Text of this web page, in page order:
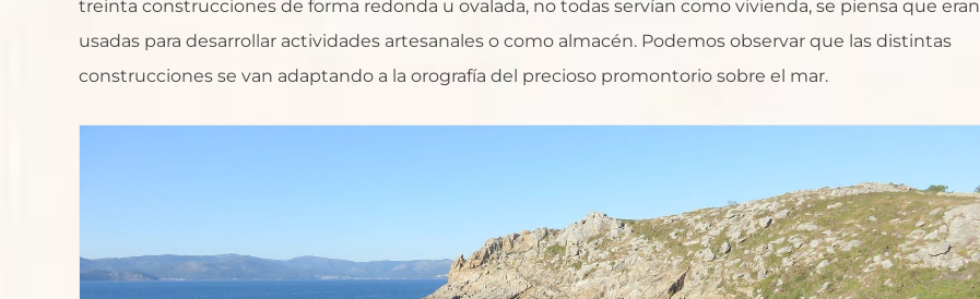
treinta construcciones de forma redonda u ovalada, no todas servían como vivienda, se piensa que eran
usadas para desarrollar actividades artesanales o como almacén. Podemos observar que las distintas
construcciones se van adaptando a la orografía del precioso promontorio sobre el mar.